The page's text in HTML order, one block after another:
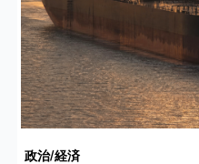
政治/経済